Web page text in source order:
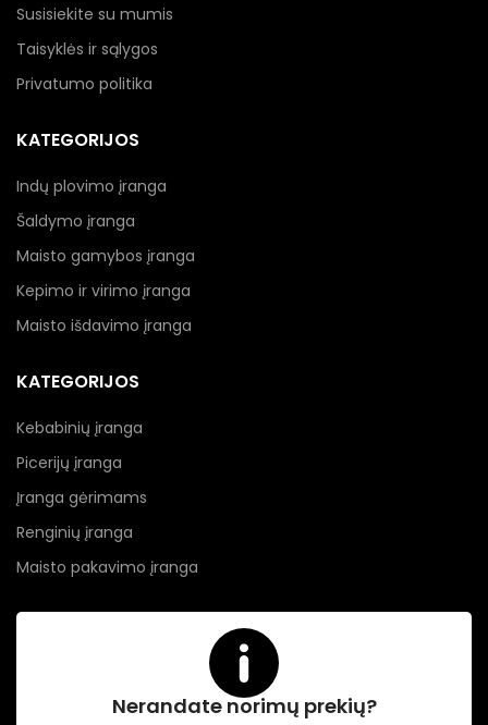
Susisiekite su mumis
Taisyklės ir sąlygos
Privatumo politika
KATEGORIJOS
Indų plovimo įranga
Šaldymo įranga
Maisto gamybos įranga
Kepimo ir virimo įranga
Maisto išdavimo įranga
KATEGORIJOS
Kebabinių įranga
Picerijų įranga
Įranga gėrimams
Renginių įranga
Maisto pakavimo įranga
Nerandate norimų prekių?